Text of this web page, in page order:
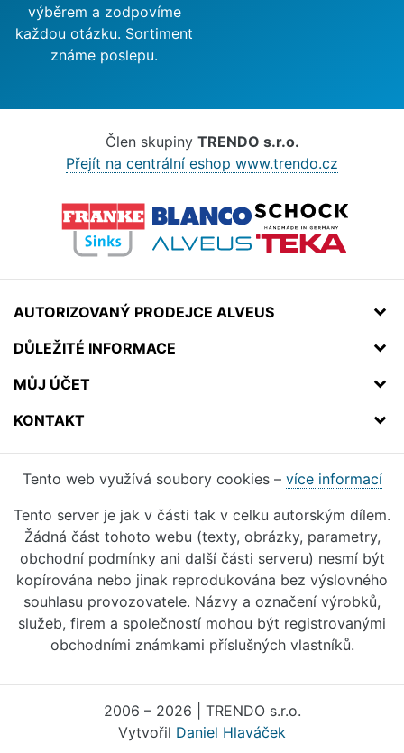
výběrem a zodpovíme
každou otázku. Sortiment
známe poslepu.
Člen skupiny TRENDO s.r.o.
Přejít na centrální eshop www.trendo.cz
AUTORIZOVANÝ PRODEJCE ALVEUS
DŮLEŽITÉ INFORMACE
MŮJ ÚČET
KONTAKT
Tento web využívá soubory cookies – více informací
Tento server je jak v části tak v celku autorským dílem.
Žádná část tohoto webu (texty, obrázky, parametry,
obchodní podmínky ani další části serveru) nesmí být
kopírována nebo jinak reprodukována bez výslovného
souhlasu provozovatele. Názvy a označení výrobků,
služeb, firem a společností mohou být registrovanými
obchodními známkami příslušných vlastníků.
2006 – 2026 | TRENDO s.r.o.
Vytvořil Daniel Hlaváček